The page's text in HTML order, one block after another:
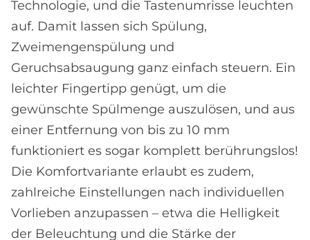
Technologie, und die Tastenumrisse leuchten
auf. Damit lassen sich Spülung,
Zweimengenspülung und
Geruchsabsaugung ganz einfach steuern. Ein
leichter Fingertipp genügt, um die
gewünschte Spülmenge auszulösen, und aus
einer Entfernung von bis zu 10 mm
funktioniert es sogar komplett berührungslos!
Die Komfortvariante erlaubt es zudem,
zahlreiche Einstellungen nach individuellen
Vorlieben anzupassen – etwa die Helligkeit
der Beleuchtung und die Stärke der